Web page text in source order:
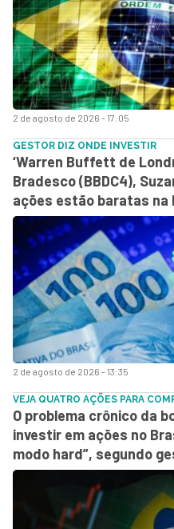
2 de agosto de 2026 - 17:05
2 de agosto de 2026 - 13:35
GESTOR DIZ ONDE INVESTIR
‘Warren Buffett de
Bradesco (BBDC4),
ações estão baratas na
VEJA QUATRO AÇÕES PARA
O problema crônico da
investir em ações no
modo hard”, segundo